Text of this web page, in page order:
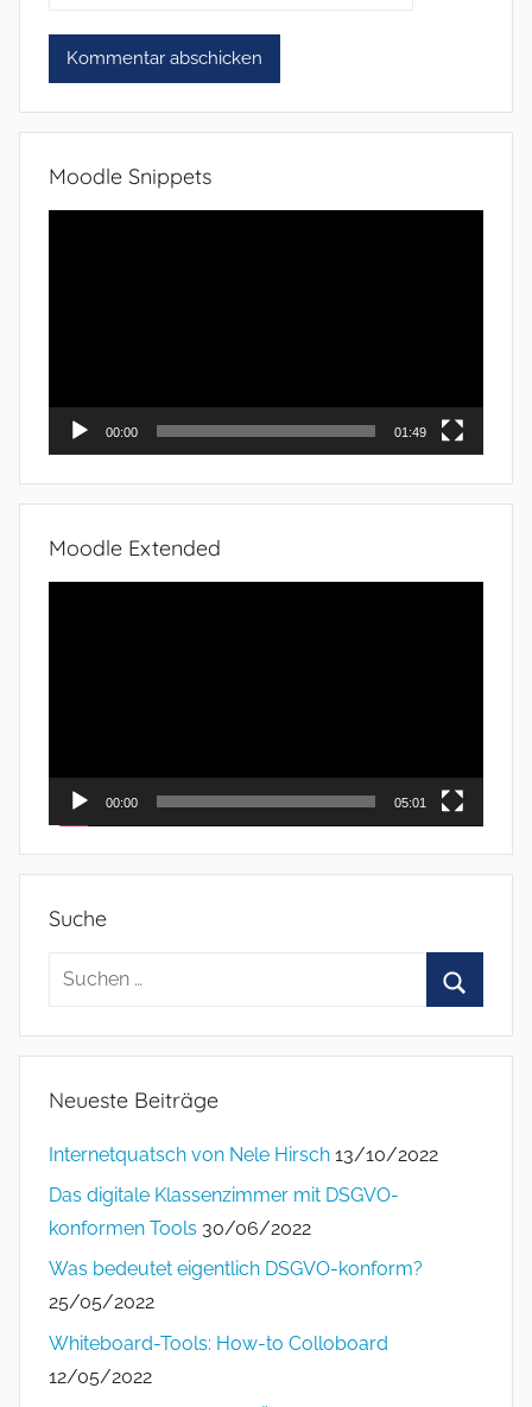
Moodle Snippets
00:00 01:49
Moodle Extended
00:00 05:01
Suche
Suchen
Neueste Beiträge
Internetquatsch von Nele Hirsch 13/10/2022
Das digitale Klassenzimmer mit DSGVO-
konformen Tools 30/06/2022
Was bedeutet eigentlich DSGVO-konform?
25/05/2022
Whiteboard-Tools: How-to Colloboard
12/05/2022